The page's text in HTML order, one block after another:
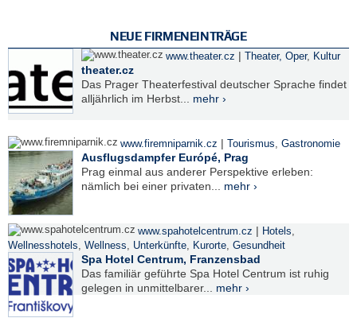
NEUE FIRMENEINTRÄGE
www.theater.cz | Theater, Oper, Kultur
theater.cz
Das Prager Theaterfestival deutscher Sprache findet
alljährlich im Herbst... mehr ›
www.firemniparnik.cz | Tourismus, Gastronomie
Ausflugsdampfer Európé, Prag
Prag einmal aus anderer Perspektive erleben:
nämlich bei einer privaten... mehr ›
www.spahotelcentrum.cz | Hotels,
Wellnesshotels, Wellness, Unterkünfte, Kurorte, Gesundheit
Spa Hotel Centrum, Franzensbad
Das familiär geführte Spa Hotel Centrum ist ruhig
gelegen in unmittelbarer... mehr ›